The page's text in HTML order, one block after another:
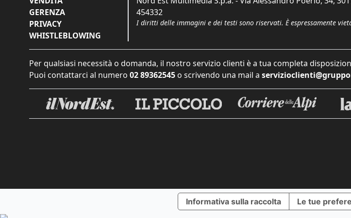
GERENZA
PRIVACY
WHISTLEBLOWING
454332
I diritti delle immagini e dei testi sono riservati. È espressamente
Per qualsiasi necessità o domanda, il nostro servizio clienti è a tua completa
Puoi contattarci al numero 02 89362545 o scrivendo una mail a
Informativa sulla raccolta Le tue